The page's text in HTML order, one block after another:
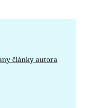
články autora